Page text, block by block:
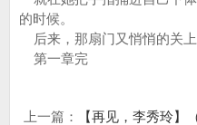
的时候。
后来，那扇门又悄悄的关
第一章完
上一篇：
【再见，李秀玲